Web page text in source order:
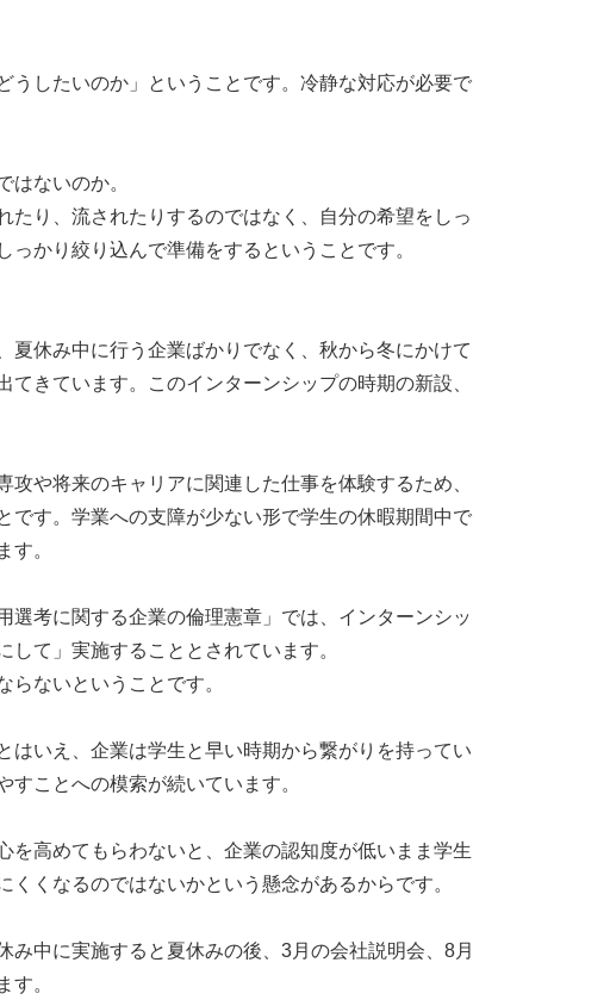
うしたいのか」ということです。冷静な対応が必要で
はないのか。
り、流されたりするのではなく、自分の希望をしっ
かり絞り込んで準備をするということです。
夏休み中に行う企業ばかりでなく、秋から冬にかけて
きています。このインターンシップの時期の新設、
や将来のキャリアに関連した仕事を体験するため、
です。学業への支障が少ない形で学生の休暇期間中で
す。
考に関する企業の倫理憲章」では、インターンシッ
て」実施することとされています。
ないということです。
はいえ、企業は学生と早い時期から繋がりを持ってい
ことへの模索が続いています。
を高めてもらわないと、企業の認知度が低いまま学生
くなるのではないかという懸念があるからです。
み中に実施すると夏休みの後、3月の会社説明会、8月
す。